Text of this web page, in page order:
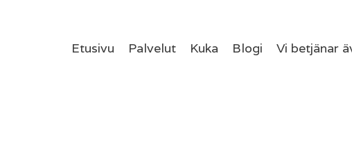
Etusivu Palvelut Kuka Blogi Vi betjänar